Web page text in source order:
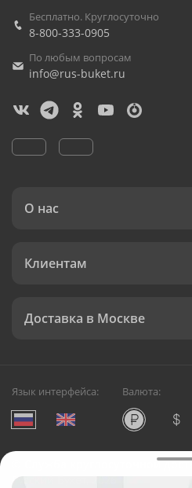
Бесплатно. Круглосуточно
8-800-333-0905
По любым вопросам
info@rus-buket.ru
О нас
Клиентам
Доставка в Москве
Язык интерфейса: Валюта:
Служба круглосуточной
Русский Букет, 2026